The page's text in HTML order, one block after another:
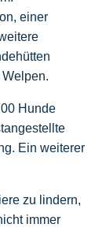
einer
Hunde
Ein weiterer
zu lindern,
immer